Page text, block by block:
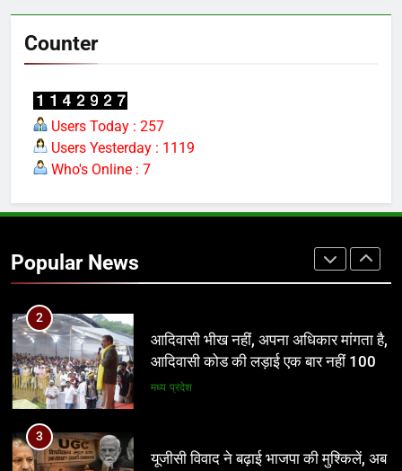
Counter
Users Today : 257
Users Yesterday : 1119
Who's Online : 7
Popular News
सम्मान समारोह एवं भागवत कथा का आयोजन
खेल
आदिवासी भीख नहीं, अपना अधिकार मांगता है,
आदिवासी कोड की लड़ाई एक बार नहीं 100
3
यूजीसी विवाद ने बढ़ाई भाजपा की मुश्किलें, अब
सबसे बड़ा सवाल—योगी पर पड़ेगा असर?
नई दिल्ली
4
आठवां वेतनमान अटका, एक करोड़ से ज्यादा